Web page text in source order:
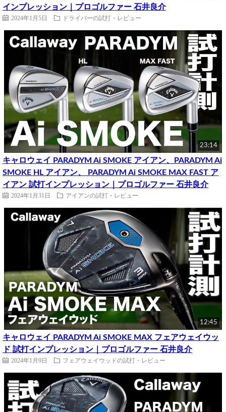
インプレッション｜プロゴルファー 石井良介
2024年1月5日 ドライバーの試打・レビュー
23:14
キャロウェイ PARADYM Ai SMOKE アイアン、PARADYM Ai
SMOKE HL アイアン、 PARADYM Ai SMOKE MAX FAST ア
イアン 試打インプレッション｜プロゴルファー 石井良介
2024年1月31日 アイアンの試打・レビュー
12:45
キャロウェイ PARADYM Ai SMOKE MAX フェアウェイウッ
ド 試打インプレッション｜プロゴルファー 石井良介
2024年1月9日 フェアウェイウッドの試打・レビュー